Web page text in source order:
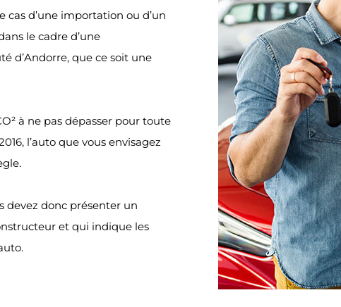
cas d’une importation ou d’un
le cadre d’une
d’Andorre, que ce soit une
à ne pas dépasser pour toute
l’auto que vous envisagez
devez donc présenter un
et qui indique les